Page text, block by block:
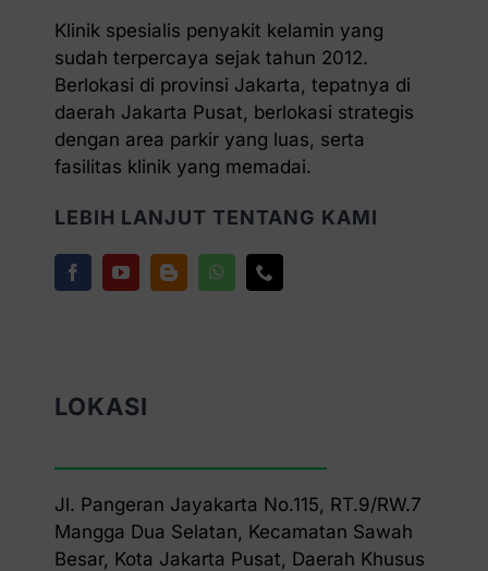
Klinik spesialis penyakit kelamin yang
sudah terpercaya sejak tahun 2012.
Berlokasi di provinsi Jakarta, tepatnya di
daerah Jakarta Pusat, berlokasi strategis
dengan area parkir yang luas, serta
fasilitas klinik yang memadai.
LEBIH LANJUT TENTANG KAMI
LOKASI
Jl. Pangeran Jayakarta No.115, RT.9/RW.7
Mangga Dua Selatan, Kecamatan Sawah
Besar, Kota Jakarta Pusat, Daerah Khusus